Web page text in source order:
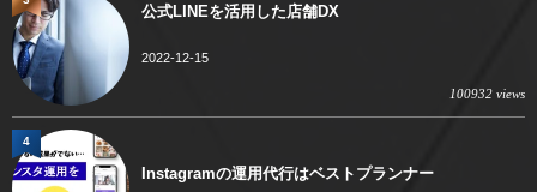
公式LINEを活用した店舗DX
2022-12-15
100932 views
Instagramの運用代行はベストプランナー
4